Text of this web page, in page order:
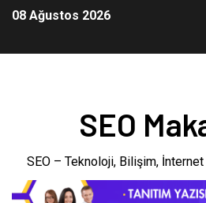
08 Ağustos 2026
SEO
SEO – Teknoloji, Bilişim,